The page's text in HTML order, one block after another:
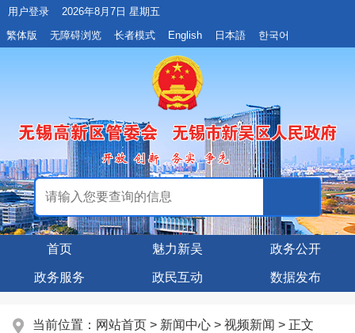
用户登录
2026年8月7日 星期五
繁体版
无障碍浏览 长者模式 English 日本語 한국어
首页 魅力新吴 政务公开
政务服务 政民互动 数据发布
当前位置： 网站首页 > 新闻中心 > 视频新闻 > 正文